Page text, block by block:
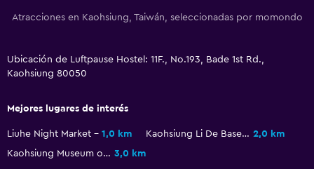
Atracciones en Kaohsiung, Taiwán, seleccionadas por momondo
Ubicación de Luftpause Hostel: 11F., No.193, Bade 1st Rd.,
Kaohsiung 80050
Mejores lugares de interés
Liuhe Night Market 1,0 km Kaohsiung Li De Baseball Stadium 2,0 km
Kaohsiung Museum of Fine Arts 3,0 km